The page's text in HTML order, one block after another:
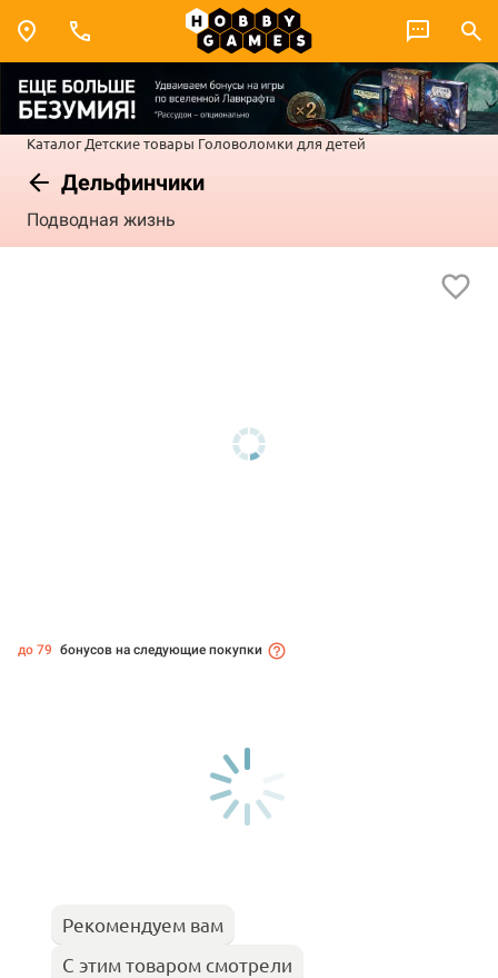
Каталог Детские товары Головоломки для детей
Дельфинчики
Подводная жизнь
до 79 бонусов на следующие покупки
Рекомендуем вам
С этим товаром смотрели